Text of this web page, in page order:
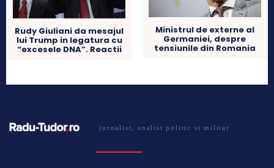
Rudy Giuliani da mesajul
lui Trump in legatura cu
“excesele DNA”. Reactii
Ministrul de externe al
Germaniei, despre
tensiunile din Romania
jurnalist, analist politic si militar